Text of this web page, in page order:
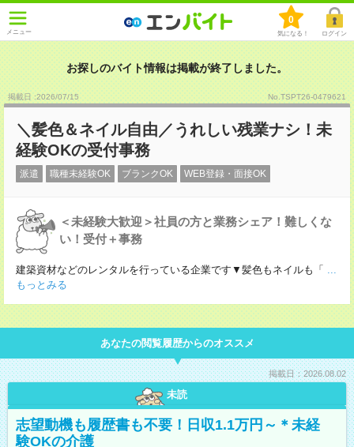
メニュー
0
気になる！ ログイン
お探しのバイト情報は掲載が終了しました。
掲載日 :2026/07/15 No.TSPT26-0479621
＼髪色＆ネイル自由／うれしい残業ナシ！未
経験OKの受付事務
派遣 職種未経験OK ブランクOK WEB登録・面接OK
＜未経験大歓迎＞社員の方と業務シェア！難しくな
い！受付＋事務
建築資材などのレンタルを行っている企業です▼髪色もネイルも「 ...
もっとみる
あなたの閲覧履歴からのオススメ
掲載日：2026.08.02
未読
志望動機も履歴書も不要！日収1.1万円～＊未経
験OKの介護